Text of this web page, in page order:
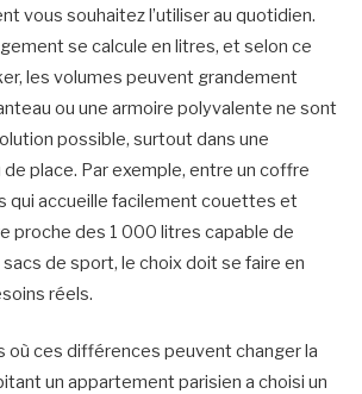
vous souhaitez l’utiliser au quotidien.
se calcule en litres, et selon ce
les volumes peuvent grandement
ou une armoire polyvalente ne sont
possible, surtout dans une
place. Par exemple, entre un coffre
qui accueille facilement couettes et
proche des 1 000 litres capable de
de sport, le choix doit se faire en
réels.
où ces différences peuvent changer la
un appartement parisien a choisi un